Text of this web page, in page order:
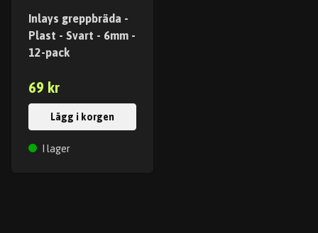
Inlays greppbräda -
Plast - Svart - 6mm -
12-pack
69 kr
Lägg i korgen
I lager